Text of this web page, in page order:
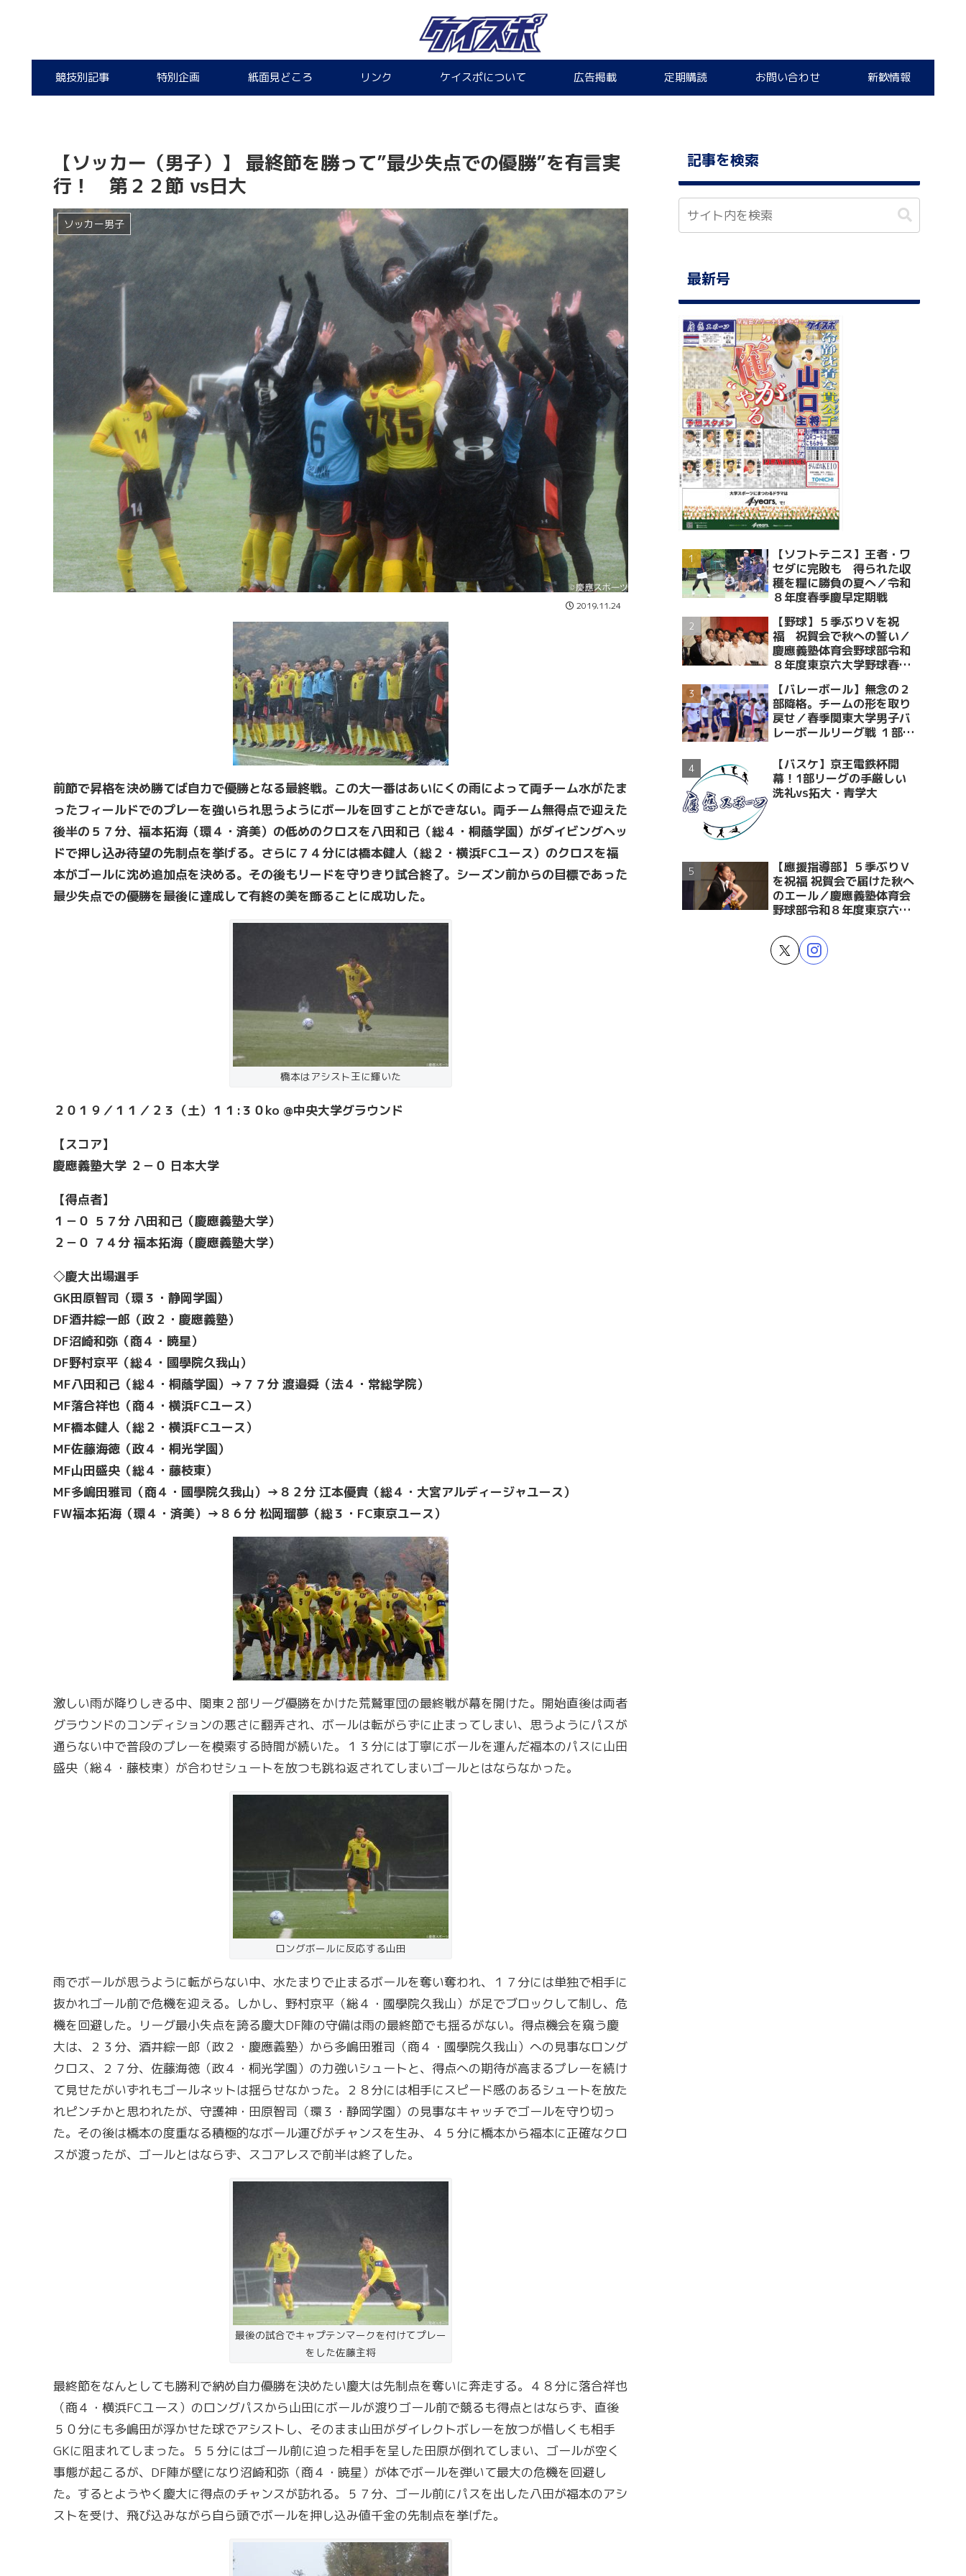
競技別記事 特別企画 紙面見どころ リンク ケイスポについて 広告掲載 定期購読 お問い合わせ 新歓情報
【ソッカー（男子）】 最終節を勝って”最少失点での優勝”を有言実
行！ 第２２節 vs日大
ソッカー男子
2019.11.24
前節で昇格を決め勝てば自力で優勝となる最終戦。この大一番はあいにくの雨によって両チーム水がたま
ったフィールドでのプレーを強いられ思うようにボールを回すことができない。両チーム無得点で迎えた
後半の５７分、福本拓海（環４・済美）の低めのクロスを八田和己（総４・桐蔭学園）がダイビングヘッ
ドで押し込み待望の先制点を挙げる。さらに７４分には橋本健人（総２・横浜FCユース）のクロスを福
本がゴールに沈め追加点を決める。その後もリードを守りきり試合終了。シーズン前からの目標であった
最少失点での優勝を最後に達成して有終の美を飾ることに成功した。
橋本はアシスト王に輝いた
２０１９／１１／２３（土）１１:３０ko @中央大学グラウンド
【スコア】
慶應義塾大学 ２－０ 日本大学
【得点者】
１－０ ５７分 八田和己（慶應義塾大学）
２－０ ７４分 福本拓海（慶應義塾大学）
◇慶大出場選手
GK田原智司（環３・静岡学園）
DF酒井綜一郎（政２・慶應義塾）
DF沼崎和弥（商４・暁星）
DF野村京平（総４・國學院久我山）
MF八田和己（総４・桐蔭学園）→７７分 渡邉舜（法４・常総学院）
MF落合祥也（商４・横浜FCユース）
MF橋本健人（総２・横浜FCユース）
MF佐藤海徳（政４・桐光学園）
MF山田盛央（総４・藤枝東）
MF多嶋田雅司（商４・國學院久我山）→８２分 江本優貴（総４・大宮アルディージャユース）
FW福本拓海（環４・済美）→８６分 松岡瑠夢（総３・FC東京ユース）
激しい雨が降りしきる中、関東２部リーグ優勝をかけた荒鷲軍団の最終戦が幕を開けた。開始直後は両者
グラウンドのコンディションの悪さに翻弄され、ボールは転がらずに止まってしまい、思うようにパスが
通らない中で普段のプレーを模索する時間が続いた。１３分には丁寧にボールを運んだ福本のパスに山田
盛央（総４・藤枝東）が合わせシュートを放つも跳ね返されてしまいゴールとはならなかった。
ロングボールに反応する山田
雨でボールが思うように転がらない中、水たまりで止まるボールを奪い奪われ、１７分には単独で相手に
抜かれゴール前で危機を迎える。しかし、野村京平（総４・國學院久我山）が足でブロックして制し、危
機を回避した。リーグ最小失点を誇る慶大DF陣の守備は雨の最終節でも揺るがない。得点機会を窺う慶
大は、２３分、酒井綜一郎（政２・慶應義塾）から多嶋田雅司（商４・國學院久我山）への見事なロング
クロス、２７分、佐藤海徳（政４・桐光学園）の力強いシュートと、得点への期待が高まるプレーを続け
て見せたがいずれもゴールネットは揺らせなかった。２８分には相手にスピード感のあるシュートを放た
れピンチかと思われたが、守護神・田原智司（環３・静岡学園）の見事なキャッチでゴールを守り切っ
た。その後は橋本の度重なる積極的なボール運びがチャンスを生み、４５分に橋本から福本に正確なクロ
スが渡ったが、ゴールとはならず、スコアレスで前半は終了した。
最後の試合でキャプテンマークを付けてプレー
をした佐藤主将
最終節をなんとしても勝利で納め自力優勝を決めたい慶大は先制点を奪いに奔走する。４８分に落合祥也
（商４・横浜FCユース）のロングパスから山田にボールが渡りゴール前で競るも得点とはならず、直後
５０分にも多嶋田が浮かせた球でアシストし、そのまま山田がダイレクトボレーを放つが惜しくも相手
GKに阻まれてしまった。５５分にはゴール前に迫った相手を呈した田原が倒れてしまい、ゴールが空く
事態が起こるが、DF陣が壁になり沼崎和弥（商４・暁星）が体でボールを弾いて最大の危機を回避し
た。するとようやく慶大に得点のチャンスが訪れる。５７分、ゴール前にパスを出した八田が福本のアシ
ストを受け、飛び込みながら自ら頭でボールを押し込み値千金の先制点を挙げた。
記事を検索
最新号
【ソフトテニス】王者・ワ
セダに完敗も 得られた収
穫を糧に勝負の夏へ／令和
８年度春季慶早定期戦
【野球】５季ぶりＶを祝
福 祝賀会で秋への誓い／
慶應義塾体育会野球部令和
８年度東京六大学野球春季
～
【バレーボール】無念の２
部降格。チームの形を取り
戻せ／春季関東大学男子バ
レーボールリーグ戦 １部・
【バスケ】京王電鉄杯開
幕！1部リーグの手厳しい
洗礼vs拓大・青学大
【應援指導部】５季ぶりＶ
を祝福 祝賀会で届けた秋へ
のエール／慶應義塾体育会
野球部令和８年度東京六大
賀会～後編～